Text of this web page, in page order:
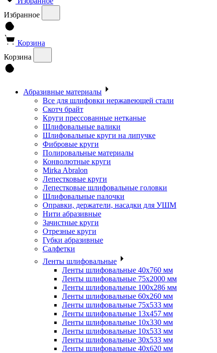
Избранное
Корзина
Корзина
Абразивные материалы
Все для шлифовки нержавеющей стали
Скотч брайт
Круги прессованные нетканые
Шлифовальные валики
Шлифовальные круги на липучке
Фибровые круги
Полировальные материалы
Конволютные круги
Mirka Abralon
Лепестковые круги
Лепестковые шлифовальные головки
Шлифовальные палочки
Оправки, держатели, насадки для УШМ
Нити абразивные
Зачистные круги
Отрезные круги
Губки абразивные
Салфетки
Ленты шлифовальные
Ленты шлифовальные 40х760 мм
Ленты шлифовальные 75х2000 мм
Ленты шлифовальные 100х286 мм
Ленты шлифовальные 60х260 мм
Ленты шлифовальные 75х533 мм
Ленты шлифовальные 13х457 мм
Ленты шлифовальные 10х330 мм
Ленты шлифовальные 10х533 мм
Ленты шлифовальные 30х533 мм
Ленты шлифовальные 40х620 мм